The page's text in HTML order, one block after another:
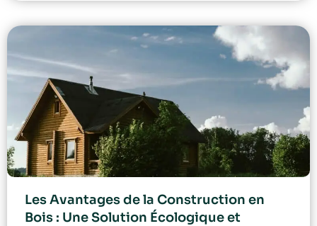
Les Avantages de la Construction en
Bois : Une Solution Écologique et